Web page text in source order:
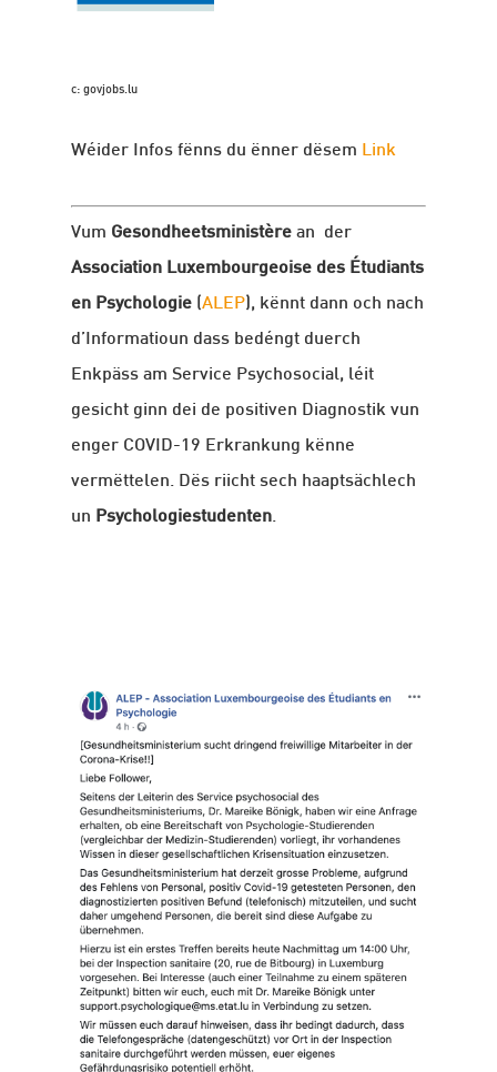
c: govjobs.lu
Wéider Infos fënns du ënner dësem Link
Vum Gesondheetsministère an der
Association Luxembourgeoise des Étudiants
en Psychologie (ALEP), kënnt dann och nach
d’Informatioun dass bedéngt duerch
Enkpäss am Service Psychosocial, léit
gesicht ginn dei de positiven Diagnostik vun
enger COVID-19 Erkrankung kënne
vermëttelen. Dës riicht sech haaptsächlech
un Psychologiestudenten.